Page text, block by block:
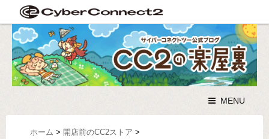
MENU
ホーム > 開店前のCC2ストア >